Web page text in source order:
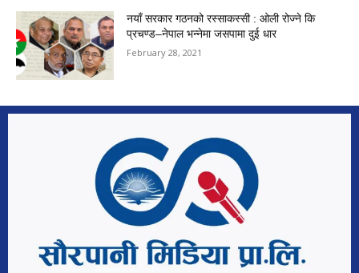
नयाँ सरकार गठनको रस्साकस्सी : ओली रोज्ने कि
प्रचण्ड–नेपाल भन्नेमा जसपामा दुई धार
February 28, 2021